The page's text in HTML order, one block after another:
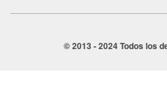
© 2013 - 2024 Todos los